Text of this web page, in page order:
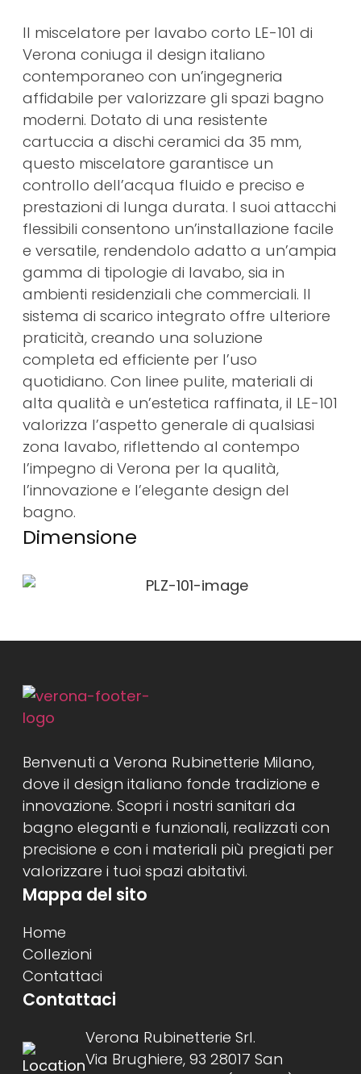
Il miscelatore per lavabo corto LE-101 di
Verona coniuga il design italiano
contemporaneo con un’ingegneria
affidabile per valorizzare gli spazi bagno
moderni. Dotato di una resistente
cartuccia a dischi ceramici da 35 mm,
questo miscelatore garantisce un
controllo dell’acqua fluido e preciso e
prestazioni di lunga durata. I suoi attacchi
flessibili consentono un’installazione facile
e versatile, rendendolo adatto a un’ampia
gamma di tipologie di lavabo, sia in
ambienti residenziali che commerciali. Il
sistema di scarico integrato offre ulteriore
praticità, creando una soluzione
completa ed efficiente per l’uso
quotidiano. Con linee pulite, materiali di
alta qualità e un’estetica raffinata, il LE-101
valorizza l’aspetto generale di qualsiasi
zona lavabo, riflettendo al contempo
l’impegno di Verona per la qualità,
l’innovazione e l’elegante design del
bagno.
Dimensione
Benvenuti a Verona Rubinetterie Milano,
dove il design italiano fonde tradizione e
innovazione. Scopri i nostri sanitari da
bagno eleganti e funzionali, realizzati con
precisione e con i materiali più pregiati per
valorizzare i tuoi spazi abitativi.
Mappa del sito
Home
Collezioni
Contattaci
Contattaci
Verona Rubinetterie Srl.
Via Brughiere, 93 28017 San